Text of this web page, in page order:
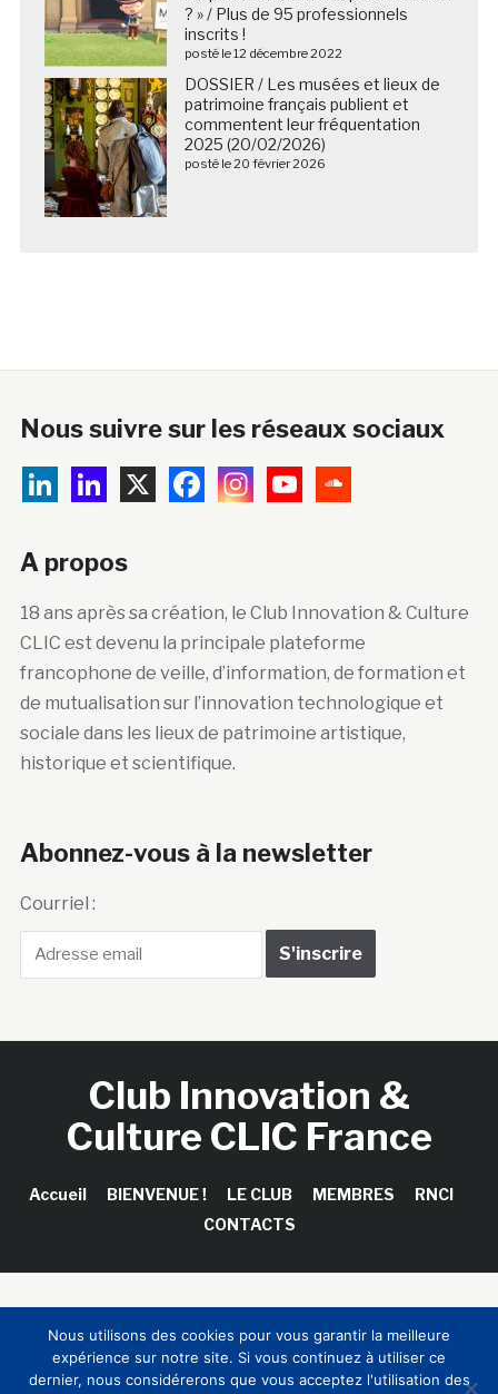
? » / Plus de 95 professionnels
inscrits !
posté le 12 décembre 2022
DOSSIER / Les musées et lieux de
patrimoine français publient et
commentent leur fréquentation
2025 (20/02/2026)
posté le 20 février 2026
Nous suivre sur les réseaux sociaux
A propos
18 ans après sa création, le Club Innovation & Culture
CLIC est devenu la principale plateforme
francophone de veille, d’information, de formation et
de mutualisation sur l’innovation technologique et
sociale dans les lieux de patrimoine artistique,
historique et scientifique.
Abonnez-vous à la newsletter
Courriel :
Club Innovation &
Culture CLIC France
Accueil BIENVENUE ! LE CLUB MEMBRES
RNCI
CONTACTS
Sinapses Conseils
Nous utilisons des cookies pour vous garantir la meilleure
expérience sur notre site. Si vous continuez à utiliser ce
dernier, nous considérerons que vous acceptez l'utilisation des